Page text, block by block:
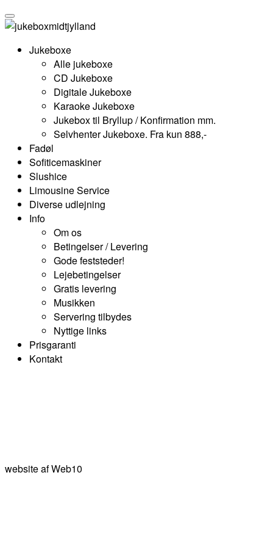
Jukeboxe
Alle jukeboxe
CD Jukeboxe
Digitale Jukeboxe
Karaoke Jukeboxe
Jukebox til Bryllup / Konfirmation mm.
Selvhenter Jukeboxe. Fra kun 888,-
Fadøl
Sofiticemaskiner
Slushice
Limousine Service
Diverse udlejning
Info
Om os
Betingelser / Levering
Gode feststeder!
Lejebetingelser
Gratis levering
Musikken
Servering tilbydes
Nyttige links
Prisgaranti
Kontakt
website afWeb10